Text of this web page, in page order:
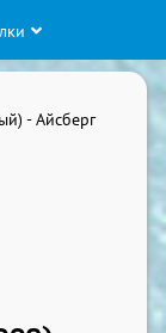
- Айсберг